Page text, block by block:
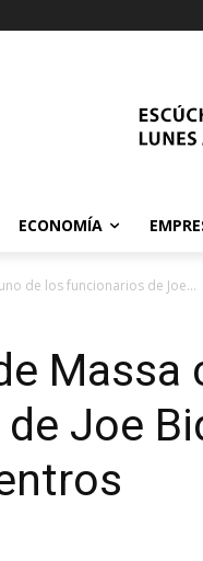
ECONOMÍA
de los funcionarios de Joe...
Massa
Joe